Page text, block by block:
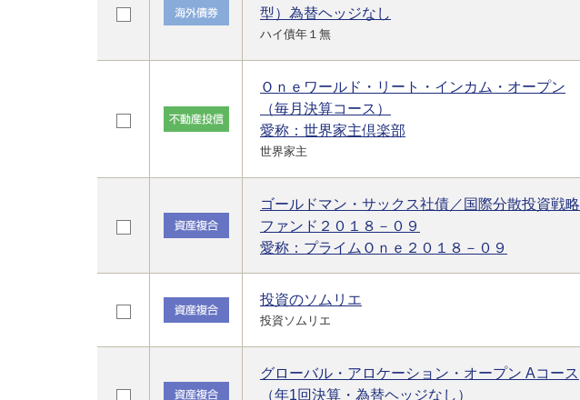
型）為替ヘッジなし
ハイ債年１無
Ｏｎｅワールド・リート・インカム・オープン
（毎月決算コース）
愛称：世界家主倶楽部
世界家主
ゴールドマン・サックス社債／国際分散投資戦略
ファンド２０１８－０９
愛称：プライムＯｎｅ２０１８－０９
投資のソムリエ
投資ソムリエ
グローバル・アロケーション・オープン Aコース
（年1回決算・為替ヘッジなし）